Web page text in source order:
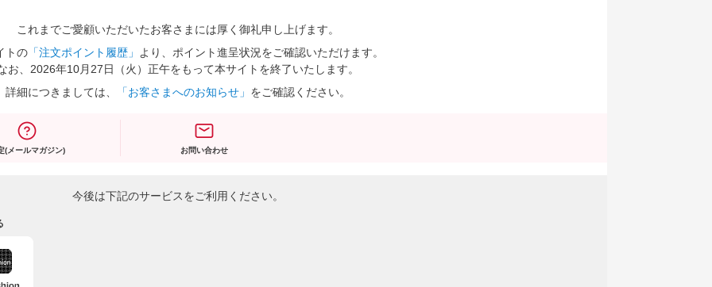
これまでご愛顧いただいたお客さまには厚く御礼申し上げます。
トの 「注文ポイント履歴」
より、ポイント進呈状況をご確認いただけます。
お、2026年10月27日（火）正午をもって本サイトを終了いたします。
詳細につきましては、
「お客さまへのお知らせ」 をご確認ください。
(メールマガジン) お問い合わせ
今後は下記のサービスをご利用ください。